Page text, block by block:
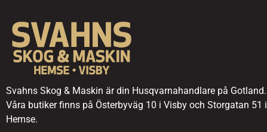
Svahns Skog & Maskin är din Husqvarnahandlare på Gotland.
Våra butiker finns på Österbyväg 10 i Visby och Storgatan 51 i
Hemse.